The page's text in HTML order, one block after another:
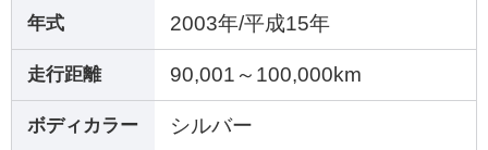
年式 2003年/平成15年
走行距離 90,001～100,000km
ボディカラー シルバー